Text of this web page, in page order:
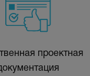
проектная